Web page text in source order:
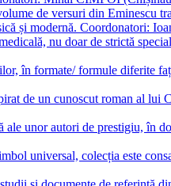
de versuri din
și modernă. Coordonatori:
nu doar de strictă
în formate/ formule diferite
de un cunoscut roman al lui
ale unor autori de prestigiu, în
universal, colecția este